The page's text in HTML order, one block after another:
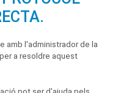
amb l'administrador de la
a resoldre aquest